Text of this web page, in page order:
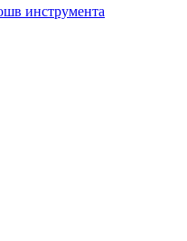
инструмента